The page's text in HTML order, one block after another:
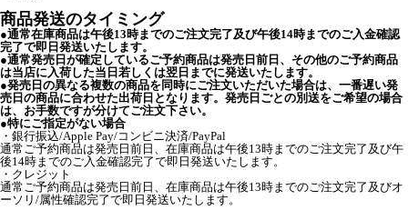
商品発送のタイミング
●通常在庫商品は午後13時までのご注文完了及び午後14時までのご入金確認
完了で即日発送いたします。
●通常発売日が確定しているご予約商品は発売日前日、その他のご予約商品
は当店に入荷した当日若しくは翌日までに発送いたします。
●発売日の異なる複数の商品を同時にご注文いただいた場合は、一番遅い発
売日の商品に合わせた出荷日となります。発売日ごとの別送をご希望の場合
は、お手数ですが分けてご注文下さい。
●特にご指定がない場合
・銀行振込/Apple Pay/コンビニ決済/PayPal
通常ご予約商品は発売日前日、在庫商品は午後13時までのご注文完了及び午
後14時までのご入金確認完了で即日発送いたします。
・クレジット
通常ご予約商品は発売日前日、在庫商品は午後13時までのご注文完了及びオ
ーソリ/属性確認完了で即日発送いたします。